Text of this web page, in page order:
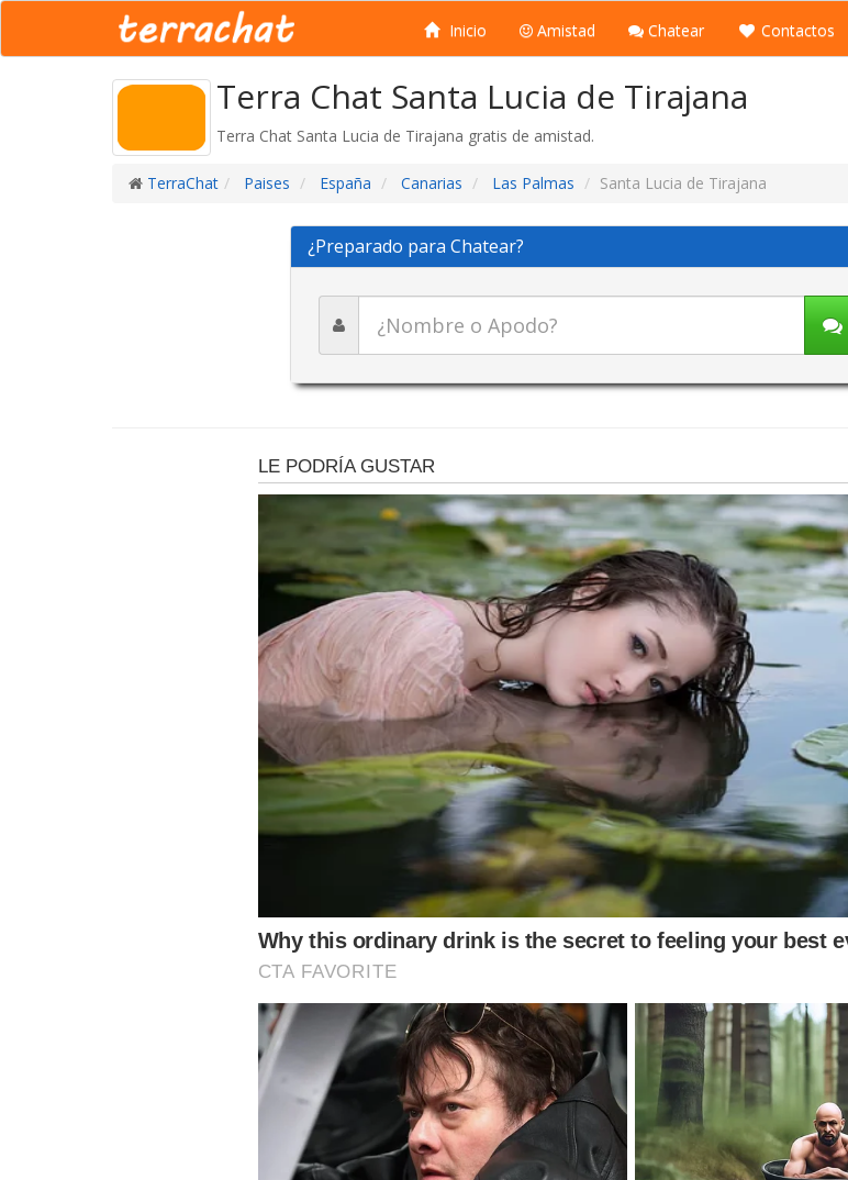
Inicio Amistad Chatear Contactos
Terra Chat Santa Lucia de Tirajana
Terra Chat Santa Lucia de Tirajana gratis de amistad.
TerraChat Paises España Canarias Las Palmas Santa Lucia de Tirajana
¿Preparado para Chatear?